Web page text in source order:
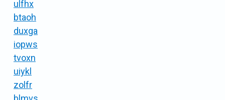
ulfhx
btaoh
duxga
iopws
tvoxn
uiykl
zolfr